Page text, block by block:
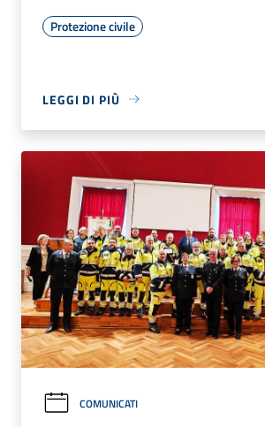
Protezione civile
LEGGI DI PIÙ
COMUNICATI